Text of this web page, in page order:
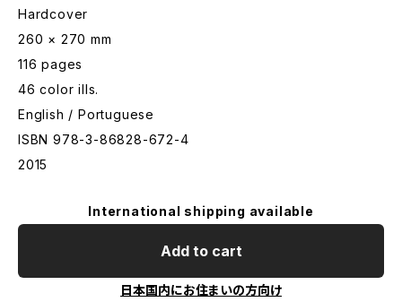
Hardcover
260 × 270 mm
116 pages
46 color ills.
English / Portuguese
ISBN 978-3-86828-672-4
2015
International shipping available
Add to cart
日本国内にお住まいの方向け